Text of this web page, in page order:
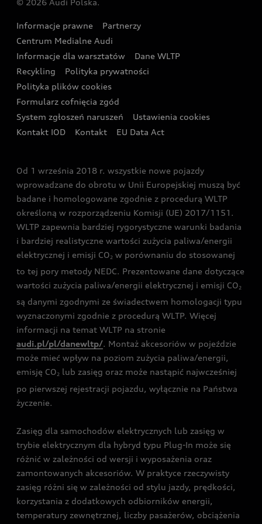
Wyszukaj najbliższego Partnera Audi
Oferta dla przedsiębiorców
Oferta dla klientów prywatnych
Kalkulator rat
Ubezpieczenie
Audi exclusive
Zasięg
Gwarancja
Akcje serwisowe Audi
Katalog online akcesoriów
Audi i Muzeum Sztuki Nowoczesnej w Warszawie
Audi driving experience
Audi quattro Cup
Audi i Puchar Świata w Skokach Narciarskich w
Zakopanem
© 2026 Audi Polska.
Informacje prawne
Partnerzy
Centrum Medialne Audi
Informacje dla warsztatów
Dane WLTP
Recykling
Polityka prywatności
Polityka plików cookies
Formularz cofnięcia zgód
System zgłoszeń naruszeń
Ustawienia cookies
Kontakt IOD
Kontakt EU Data Act
Od 1 września 2018 r. wszystkie nowe pojazdy
wprowadzane do obrotu w Unii Europejskiej muszą być
badane i homologowane zgodnie z procedurą WLTP
określoną w rozporządzeniu Komisji (UE) 2017/1151.
WLTP zapewnia bardziej rygorystyczne warunki badania
i bardziej realistyczne wartości zużycia paliwa/energii
elektrycznej i emisji CO2 w porównaniu do stosowanej
to tej pory metody NEDC. Prezentowane dane dotyczące
wartości zużycia paliwa/energii elektrycznej i emisji CO2
są danymi zgodnymi ze świadectwem homologacji typu
wyznaczonymi zgodnie z procedurą WLTP. Więcej
informacji na temat WLTP na stronie
audi.pl/pl/danewltp/. Montaż akcesoriów w pojeździe
może mieć wpływ na poziom zużycia paliwa/energii,
emisję CO2 lub zasięg oraz może nastąpić najwcześniej
po pierwszej rejestracji pojazdu, wyłącznie na Państwa
życzenie.
Zasięg dla samochodów elektrycznych lub zasięg w
trybie elektrycznym dla hybryd typu Plug-In może się
różnić w zależności od wersji i wyposażenia oraz
zamontowanych akcesoriów. W praktyce rzeczywisty
zasięg różni się w zależności od stylu jazdy, prędkości,
korzystania z dodatkowych odbiorników energii,
temperatury zewnętrznej, liczby pasażerów, obciążenia